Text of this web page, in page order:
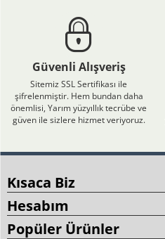
Güvenli Alışveriş
Sitemiz SSL Sertifikası ile
şifrelenmiştir. Hem bundan daha
önemlisi, Yarım yüzyıllık tecrübe ve
güven ile sizlere hizmet veriyoruz.
Kısaca Biz
Hesabım
Popüler Ürünler